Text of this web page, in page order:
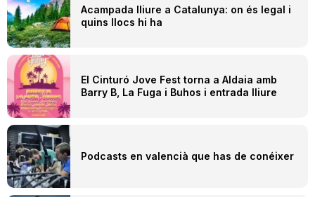
Acampada lliure a Catalunya: on és legal i
quins llocs hi ha
El Cinturó Jove Fest torna a Aldaia amb
Barry B, La Fuga i Buhos i entrada lliure
Podcasts en valencià que has de conéixer